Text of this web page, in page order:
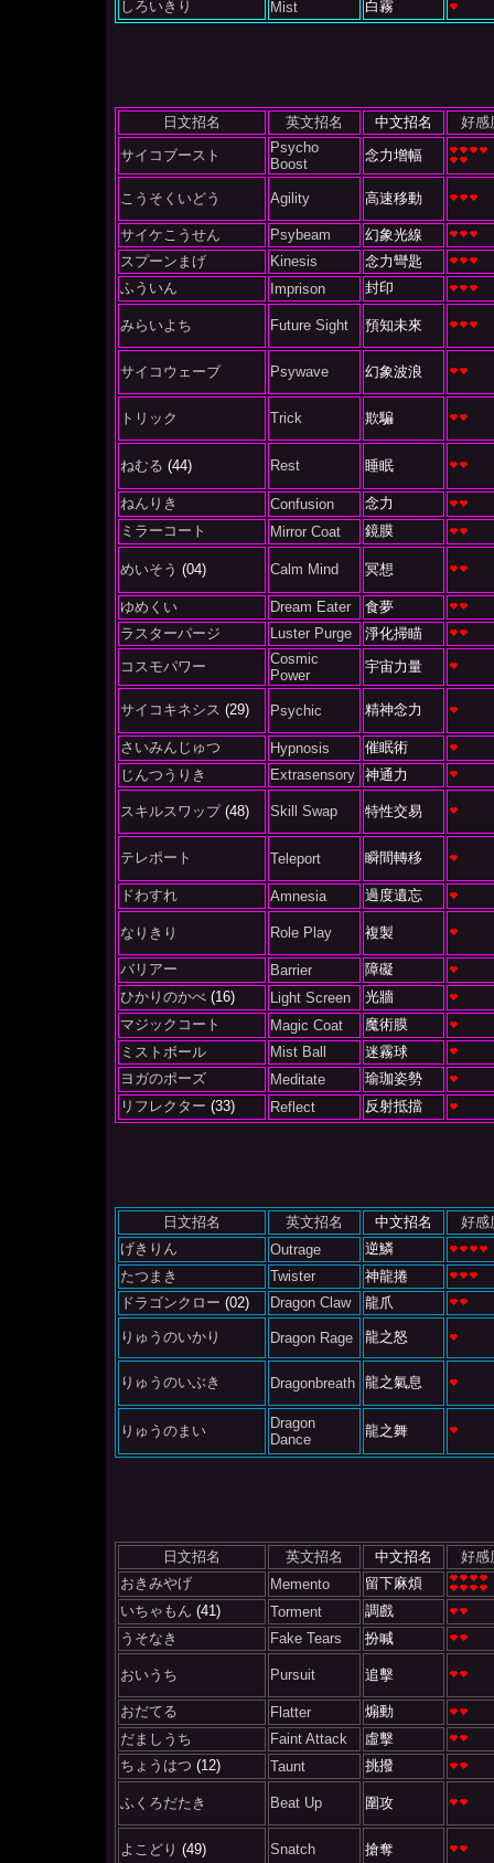
しろいきり Mist 白霧
日文招名 英文招名 中文招名
好感
サイコブースト
Psycho
Boost
念力增幅
こうそくいどう Agility 高速移動
サイケこうせん Psybeam
幻象光線
スプーンまげ
Kinesis
念力彎匙
ふういん
Imprison 封印
みらいよち Future Sight 預知未來
サイコウェーブ Psywave 幻象波浪
トリック Trick 欺騙
ねむる (44) Rest 睡眠
ねんりき Confusion
念力
ミラーコート
Mirror Coat 鏡膜
めいそう (04) Calm Mind 冥想
ゆめくい Dream Eater
食夢
ラスターパージ
Luster Purge
淨化掃瞄
コスモパワー
Cosmic
Power
宇宙力量
サイコキネシス (29) Psychic 精神念力
さいみんじゅつ Hypnosis
催眠術
じんつうりき
Extrasensory 神通力
スキルスワップ(48) Skill Swap 特性交易
テレポート Teleport 瞬間轉移
ドわすれ Amnesia 過度遺忘
なりきり Role Play 複製
バリアー Barrier
障礙
ひかりのかべ (16) Light Screen
光牆
マジックコート
Magic Coat
魔術膜
ミストボール
Mist Ball
迷霧球
ヨガのポーズ
Meditate
瑜珈姿勢
リフレクター (33) Reflect 反射抵擋
日文招名 英文招名 中文招名
好感
げきりん
Outrage
逆鱗
たつまき
Twister
神龍捲
ドラゴンクロー (02) Dragon Claw 龍爪
りゅうのいかり Dragon Rage 龍之怒
りゅうのいぶき Dragonbreath 龍之氣息
りゅうのまい
Dragon
Dance
龍之舞
日文招名 英文招名 中文招名
好感
おきみやげ
Memento
留下麻煩
いちゃもん (41) Torment
調戲
うそなき
Fake Tears 扮喊
おいうち Pursuit 追擊
おだてる Flatter
煽動
だましうち
Faint Attack
虛擊
ちょうはつ (12) Taunt 挑撥
ふくろだたき Beat Up 圍攻
よこどり (49) Snatch 搶奪